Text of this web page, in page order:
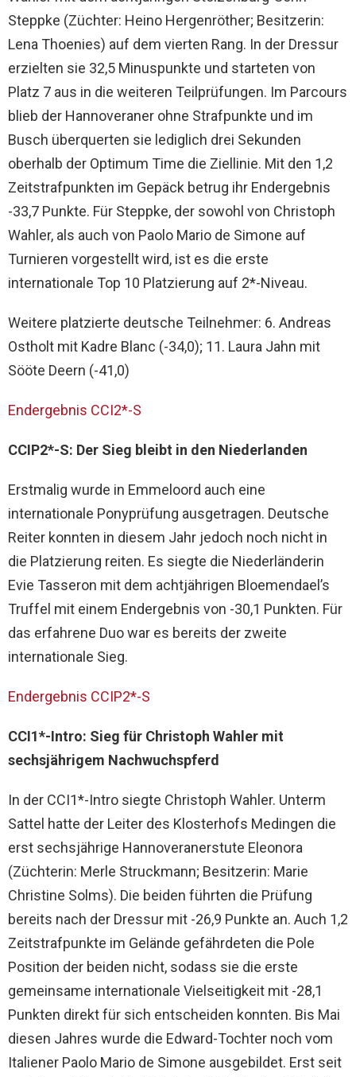
Steppke (Züchter: Heino Hergenröther; Besitzerin:
Lena Thoenies) auf dem vierten Rang. In der Dressur
erzielten sie 32,5 Minuspunkte und starteten von
Platz 7 aus in die weiteren Teilprüfungen. Im Parcours
blieb der Hannoveraner ohne Strafpunkte und im
Busch überquerten sie lediglich drei Sekunden
oberhalb der Optimum Time die Ziellinie. Mit den 1,2
Zeitstrafpunkten im Gepäck betrug ihr Endergebnis
-33,7 Punkte. Für Steppke, der sowohl von Christoph
Wahler, als auch von Paolo Mario de Simone auf
Turnieren vorgestellt wird, ist es die erste
internationale Top 10 Platzierung auf 2*-Niveau.
Weitere platzierte deutsche Teilnehmer: 6. Andreas
Ostholt mit Kadre Blanc (-34,0); 11. Laura Jahn mit
Sööte Deern (-41,0)
Endergebnis CCI2*-S
CCIP2*-S: Der Sieg bleibt in den Niederlanden
Erstmalig wurde in Emmeloord auch eine
internationale Ponyprüfung ausgetragen. Deutsche
Reiter konnten in diesem Jahr jedoch noch nicht in
die Platzierung reiten. Es siegte die Niederländerin
Evie Tasseron mit dem achtjährigen Bloemendael’s
Truffel mit einem Endergebnis von -30,1 Punkten. Für
das erfahrene Duo war es bereits der zweite
internationale Sieg.
Endergebnis CCIP2*-S
CCI1*-Intro: Sieg für Christoph Wahler mit
sechsjährigem Nachwuchspferd
In der CCI1*-Intro siegte Christoph Wahler. Unterm
Sattel hatte der Leiter des Klosterhofs Medingen die
erst sechsjährige Hannoveranerstute Eleonora
(Züchterin: Merle Struckmann; Besitzerin: Marie
Christine Solms). Die beiden führten die Prüfung
bereits nach der Dressur mit -26,9 Punkte an. Auch 1,2
Zeitstrafpunkte im Gelände gefährdeten die Pole
Position der beiden nicht, sodass sie die erste
gemeinsame internationale Vielseitigkeit mit -28,1
Punkten direkt für sich entscheiden konnten. Bis Mai
diesen Jahres wurde die Edward-Tochter noch vom
Italiener Paolo Mario de Simone ausgebildet. Erst seit